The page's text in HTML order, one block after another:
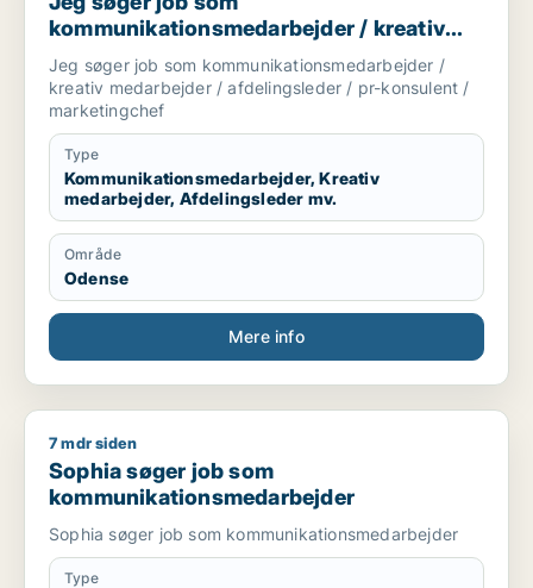
kommunikationsmedarbejder / kreativ
medarbejder / afdelingsleder / pr-
konsulent / marketingchef
Jeg søger job som kommunikationsmedarbejder /
kreativ medarbejder / afdelingsleder / pr-konsulent /
marketingchef
Type
Kommunikationsmedarbejder, Kreativ
medarbejder, Afdelingsleder mv.
Område
Odense
Mere info
Sophia søger job som kommunikationsmedarbejder
7 mdr siden
Sophia søger job som
kommunikationsmedarbejder
Sophia søger job som kommunikationsmedarbejder
Type